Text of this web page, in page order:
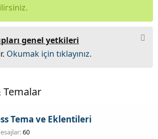
genel yetkileri
Okumak için tıklayınız.
Temalar
Tema ve Eklentileri
60